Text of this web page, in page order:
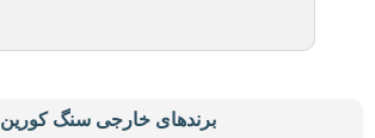
برندهای خارجی سنگ کورین